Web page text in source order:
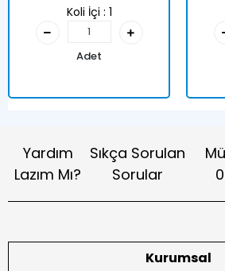
Koli İçi : 1
Adet
Yardım
Lazım Mı?
Sıkça Sorulan
Sorular
Kurumsal